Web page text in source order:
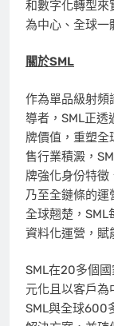
和數字化轉型來
為中心、全球一
關於SML
作為單品級射頻
導者，SML正透
牌價值，重塑
售行業積澱，
牌強化身份特徵
乃至全鏈條的運
全球翹楚，SML
資料化運營，賦
SML在20多個
元化且以客戶為
SML與全球600